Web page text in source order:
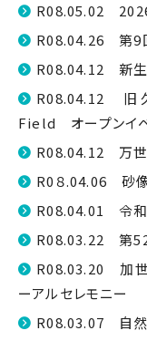
R08.05.02
R08.04.26 第9
R08.04.12 新生
R08.04.12 旧
Field オープンイ
R08.04.12 万
R0８.04.06 砂
R08.04.01 令和
R08.03.22 第
R08.03.20 加世
ーアルセレモニー
R08.03.07 自然